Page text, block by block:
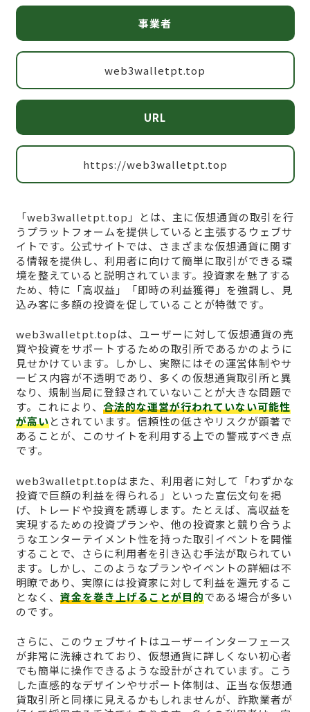
事業者
web3walletpt.top
URL
https://web3walletpt.top
「web3walletpt.top」とは、主に仮想通貨の取引を行
うプラットフォームを提供していると主張するウェブサ
イトです。公式サイトでは、さまざまな仮想通貨に関す
る情報を提供し、利用者に向けて簡単に取引ができる環
境を整えていると説明されています。投資家を魅了する
ため、特に「高収益」「即時の利益獲得」を強調し、見
込み客に多額の投資を促していることが特徴です。
web3walletpt.topは、ユーザーに対して仮想通貨の売
買や投資をサポートするための取引所であるかのように
見せかけています。しかし、実際にはその運営体制やサ
ービス内容が不透明であり、多くの仮想通貨取引所と異
なり、規制当局に登録されていないことが大きな問題で
す。これにより、 合法的な運営が行われていない可能性
が高いとされています。信頼性の低さやリスクが顕著で
あることが、このサイトを利用する上での警戒すべき点
です。
web3walletpt.topはまた、利用者に対して「わずかな
投資で巨額の利益を得られる」といった宣伝文句を掲
げ、トレードや投資を誘導します。たとえば、高収益を
実現するための投資プランや、他の投資家と競り合うよ
うなエンターテイメント性を持った取引イベントを開催
することで、さらに利用者を引き込む手法が取られてい
ます。しかし、このようなプランやイベントの詳細は不
明瞭であり、実際には投資家に対して利益を還元するこ
となく、 資金を巻き上げることが目的である場合が多い
のです。
さらに、このウェブサイトはユーザーインターフェース
が非常に洗練されており、仮想通貨に詳しくない初心者
でも簡単に操作できるような設計がされています。こう
した直感的なデザインやサポート体制は、正当な仮想通
貨取引所と同様に見えるかもしれませんが、詐欺業者が